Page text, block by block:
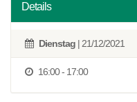
Details
Dienstag | 21/12/2021
16:00 - 17:00